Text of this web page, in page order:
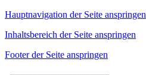
Hauptnavigation der Seite anspringen
Inhaltsbereich der Seite anspringen
Footer der Seite anspringen